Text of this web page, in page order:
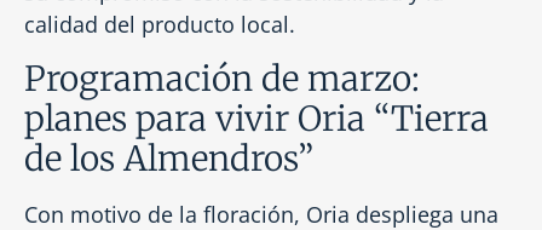
calidad del producto local.
Programación de marzo:
planes para vivir Oria “Tierra
de los Almendros”
Con motivo de la floración, Oria despliega una